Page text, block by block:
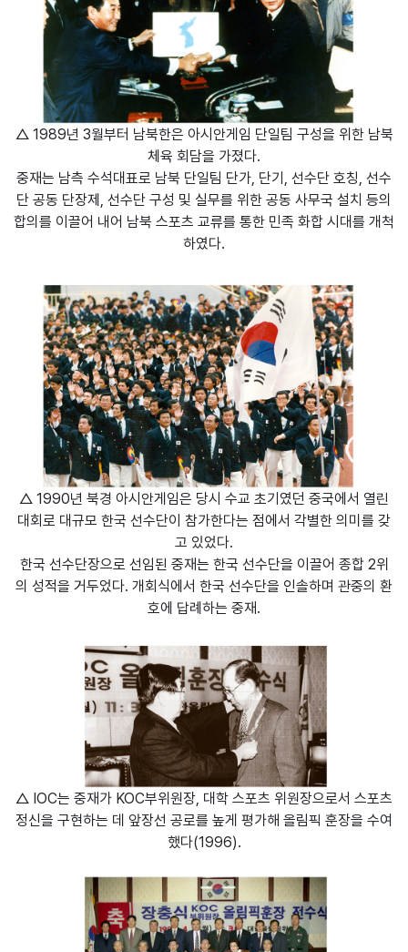
△ 1989년 3월부터 남북한은 아시안게임 단일팀 구성을 위한 남북
체육 회담을 가졌다.
중재는 남측 수석대표로 남북 단일팀 단가, 단기, 선수단 호칭, 선수
단 공동 단장제, 선수단 구성 및 실무를 위한 공동 사무국 설치 등의
합의를 이끌어 내어 남북 스포츠 교류를 통한 민족 화합 시대를 개척
하였다.
△ 1990년 북경 아시안게임은 당시 수교 초기였던 중국에서 열린
대회로 대규모 한국 선수단이 참가한다는 점에서 각별한 의미를 갖
고 있었다.
한국 선수단장으로 선임된 중재는 한국 선수단을 이끌어 종합 2위
의 성적을 거두었다. 개회식에서 한국 선수단을 인솔하며 관중의 환
호에 답례하는 중재.
△ IOC는 중재가 KOC부위원장, 대학 스포츠 위원장으로서 스포츠
정신을 구현하는 데 앞장선 공로를 높게 평가해 올림픽 훈장을 수여
했다(1996).